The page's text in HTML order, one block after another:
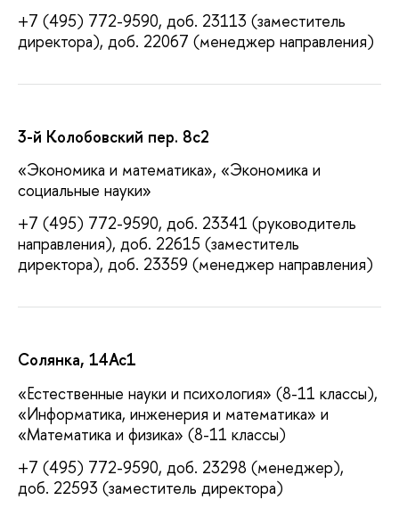
+7 (495) 772-9590, доб. 23113 (заместитель
директора), доб. 22067 (менеджер направления)
3-й Колобовский пер. 8с2
«Экономика и математика», «Экономика и
социальные науки»
+7 (495) 772-9590, доб. 23341 (руководитель
направления), доб. 22615 (заместитель
директора), доб. 23359 (менеджер направления)
Солянка, 14Ас1
«Естественные науки и психология» (8-11 классы),
«Информатика, инженерия и математика» и
«Математика и физика» (8-11 классы)
+7 (495) 772-9590, доб. 23298 (менеджер),
доб. 22593 (заместитель директора)